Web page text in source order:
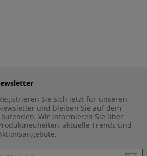
Sie sich jetzt für unseren
und bleiben Sie auf dem
Wir informieren Sie über
aktuelle Trends und